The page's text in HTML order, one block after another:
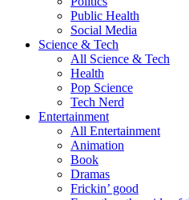
Public Health
Social Media
Science & Tech
All Science & Tech
Health
Pop Science
Tech Nerd
Entertainment
All Entertainment
Animation
Book
Dramas
Frickin’ good